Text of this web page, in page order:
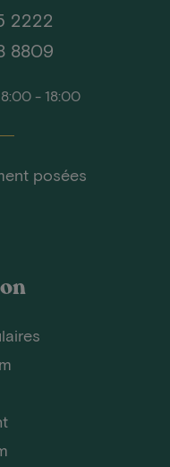
2222
8809
- 18:00
posées